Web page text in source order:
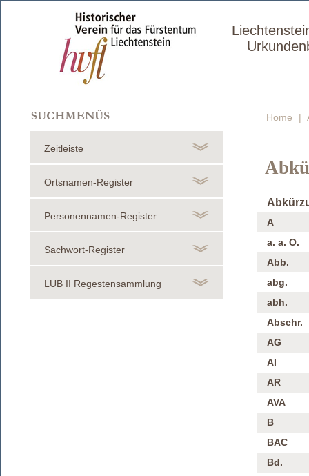
Home |
Zeitleiste
Ortsnamen-Register
Personennamen-Register
Sachwort-Register
LUB II Regestensammlung
A
a. a. O.
Abb.
abg.
abh.
Abschr.
AG
AI
AR
AVA
B
BAC
Bd.